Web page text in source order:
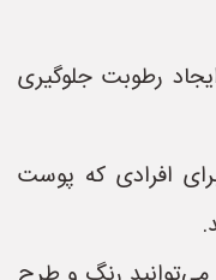
رطوبت جلوگیری
افرادی که پوست